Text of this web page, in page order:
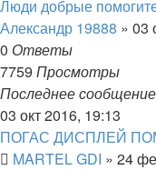
Люди добрые
Александр 19888 » 03
0 Ответы
7759 Просмотры
Последнее сообщение
03 окт 2016, 19:13
ПОГАС ДИСПЛЕЙ
MARTEL GDI » 24